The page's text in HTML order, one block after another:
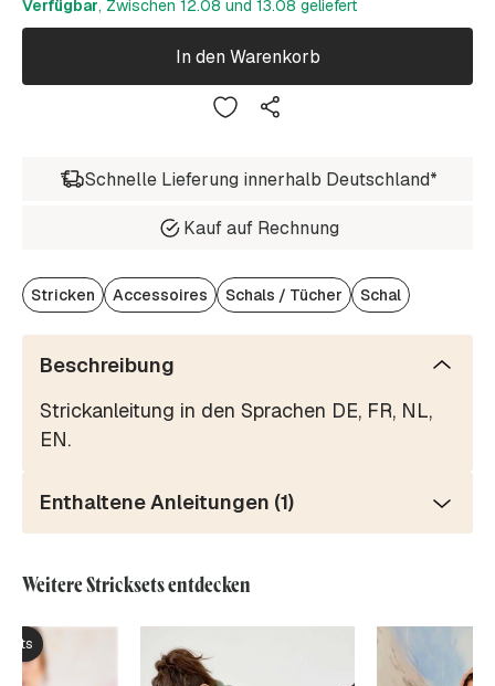
Verfügbar, Zwischen 12.08 und 13.08 geliefert
In den Warenkorb
Schnelle Lieferung innerhalb Deutschland*
Kauf auf Rechnung
Stricken Accessoires Schals / Tücher Schal
Beschreibung
Strickanleitung in den Sprachen DE, FR, NL,
EN.
Enthaltene Anleitungen (1)
Weitere Stricksets entdecken